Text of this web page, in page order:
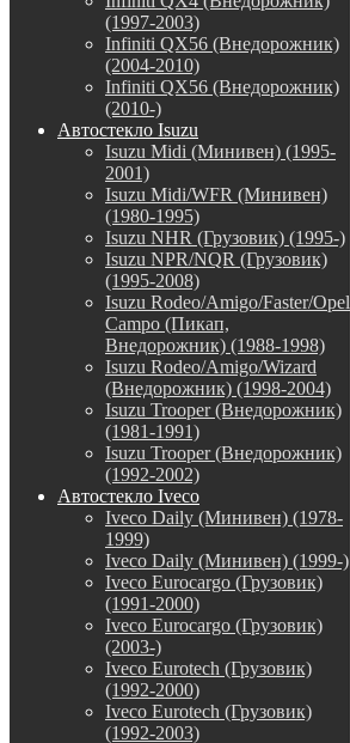
(1997-2003)
Infiniti QX56 (Внедорожник)
(2004-2010)
Infiniti QX56 (Внедорожник)
(2010-)
Автостекло Isuzu
Isuzu Midi (Минивен) (1995-
2001)
Isuzu Midi/WFR (Минивен)
(1980-1995)
Isuzu NHR (Грузовик) (1995-)
Isuzu NPR/NQR (Грузовик)
(1995-2008)
Isuzu Rodeo/Amigo/Faster/Opel
Campo (Пикап,
Внедорожник) (1988-1998)
Isuzu Rodeo/Amigo/Wizard
(Внедорожник) (1998-2004)
Isuzu Trooper (Внедорожник)
(1981-1991)
Isuzu Trooper (Внедорожник)
(1992-2002)
Автостекло Iveco
Iveco Daily (Минивен) (1978-
1999)
Iveco Daily (Минивен) (1999-)
Iveco Eurocargo (Грузовик)
(1991-2000)
Iveco Eurocargo (Грузовик)
(2003-)
Iveco Eurotech (Грузовик)
(1992-2000)
Iveco Eurotech (Грузовик)
(1992-2003)